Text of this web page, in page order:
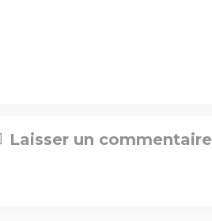
Laisser un commentaire